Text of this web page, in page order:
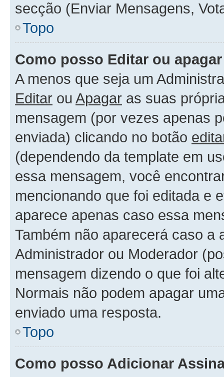
secção (Enviar Mensagens,
Topo
Como posso Editar ou
A menos que seja um
Editar ou Apagar as suas
mensagem (por vezes apenas
enviada) clicando no botão
(dependendo da template em
essa mensagem, você
mencionando que foi editada e
aparece apenas caso essa
Também não aparecerá caso a
Administrador ou Moderador
mensagem dizendo o que foi
Normais não podem apagar
enviado uma resposta.
Topo
Como posso Adicionar